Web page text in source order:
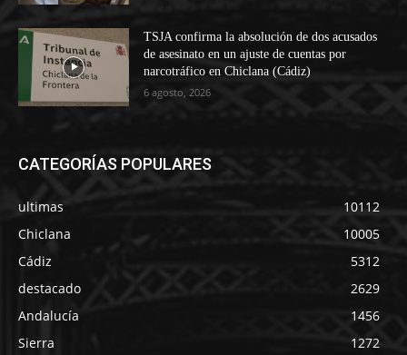
TSJA confirma la absolución de dos acusados
de asesinato en un ajuste de cuentas por
narcotráfico en Chiclana (Cádiz)
6 agosto, 2026
CATEGORÍAS POPULARES
ultimas
10112
Chiclana
10005
Cádiz
5312
destacado
2629
Andalucía
1456
Sierra
1272